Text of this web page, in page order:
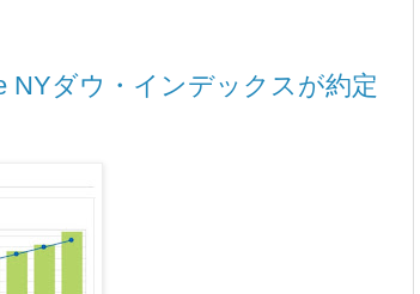
NYダウ・インデックスが約定